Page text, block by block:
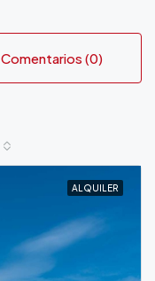
Comentarios (0)
ALQUILER